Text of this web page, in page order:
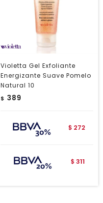
Violetta Gel Exfoliante
Energizante Suave Pomelo
Natural 10
$ 389
$ 272
$ 311